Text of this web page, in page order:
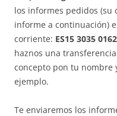
los informes pedidos (su
informe a continuación)
corriente: ES15 3035
haznos una
concepto pon tu nombre
ejemplo.
Te enviaremos los